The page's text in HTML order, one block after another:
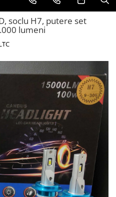
soclu H7, putere set
lumeni